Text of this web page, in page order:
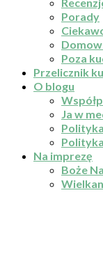
Porady
Poza
Przelicznik
O blogu
Ja w
Na imprezę
Boże